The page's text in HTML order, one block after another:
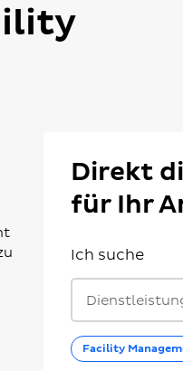
Direkt
für Ihr
Ich suche
Facility